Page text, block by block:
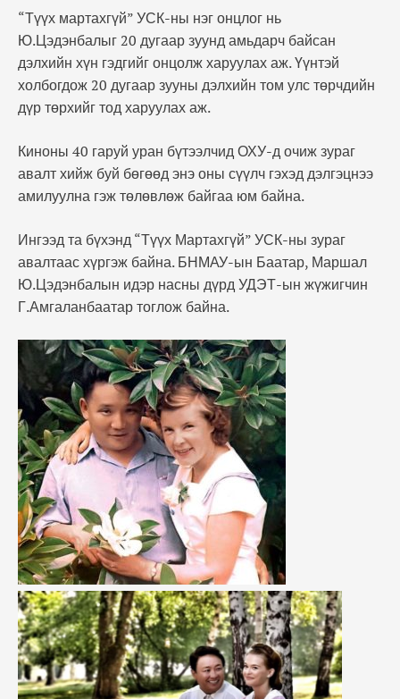
“Түүх мартахгүй” УСК-ны нэг онцлог нь
Ю.Цэдэнбалыг 20 дугаар зуунд амьдарч байсан
дэлхийн хүн гэдгийг онцолж харуулах аж. Үүнтэй
холбогдож 20 дугаар зууны дэлхийн том улс төрчдийн
дүр төрхийг тод харуулах аж.
Киноны 40 гаруй уран бүтээлчид ОХУ-д очиж зураг
авалт хийж буй бөгөөд энэ оны сүүлч гэхэд дэлгэцнээ
амилуулна гэж төлөвлөж байгаа юм байна.
Ингээд та бүхэнд “Түүх Мартахгүй” УСК-ны зураг
авалтаас хүргэж байна. БНМАУ-ын Баатар, Маршал
Ю.Цэдэнбалын идэр насны дүрд УДЭТ-ын жүжигчин
Г.Амгаланбаатар тоглож байна.